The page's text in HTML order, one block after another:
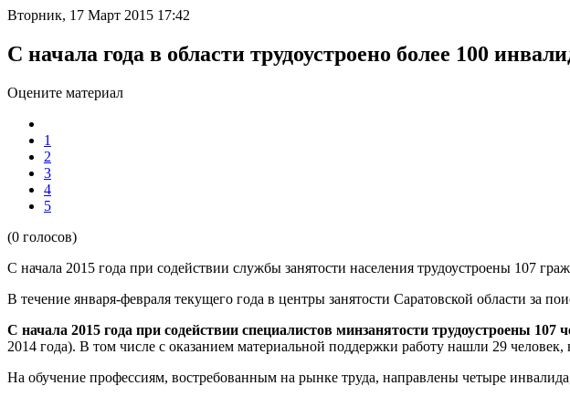
Вторник, 17 Март 2015 17:42
С начала года в области трудоустроено более 100
Оцените материал
1
2
3
4
5
(0 голосов)
С начала 2015 года при содействии службы занятости населения трудоустроены 107
В течение января-февраля текущего года в центры занятости Саратовской области за
С начала 2015 года при содействии специалистов минзанятости трудоустроены 107
2014 года). В том числе с оказанием материальной поддержки работу нашли 29
На обучение профессиям, востребованным на рынке труда, направлены четыре